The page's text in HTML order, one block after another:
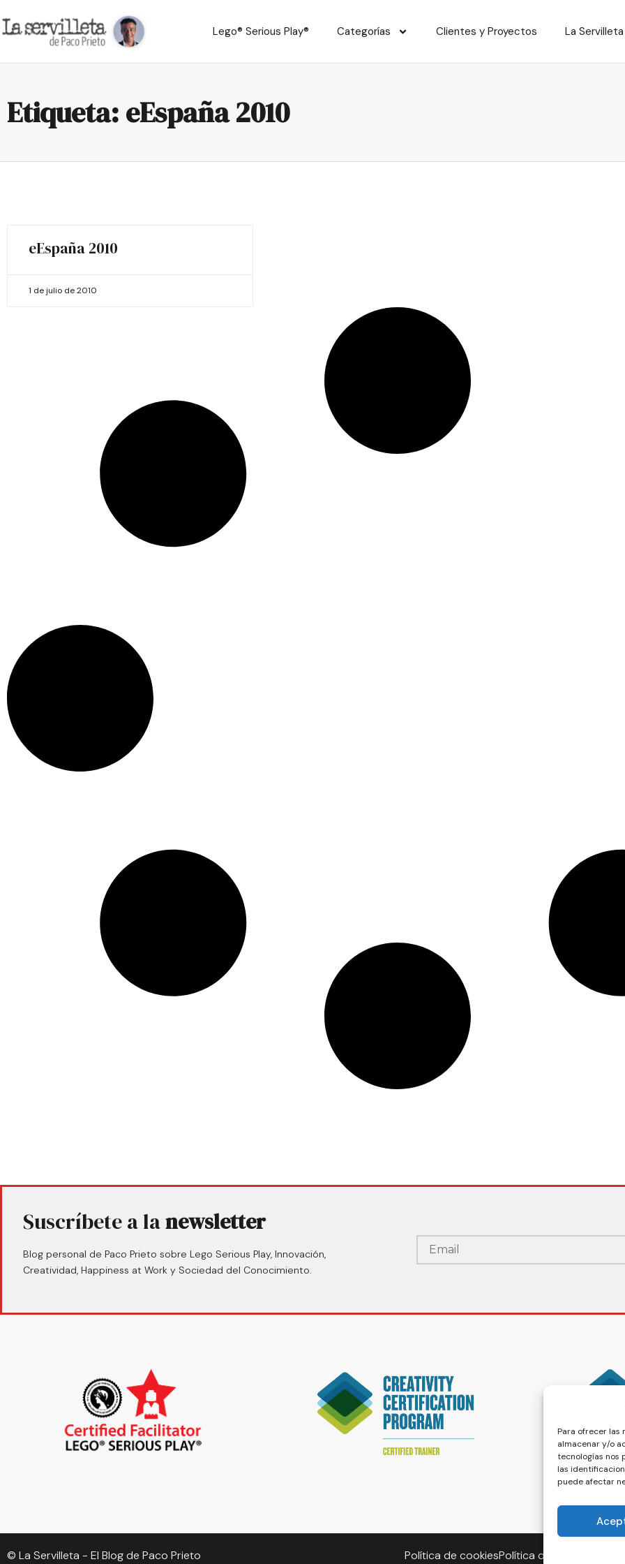
Para ofrecer las
almacenar y/o
tecnologías nos
las
puede afectar
Lego® Serious Play® Categorías Clientes y Proyectos La Servilleta
Etiqueta: eEspaña 2010
eEspaña 2010
1 de julio de 2010
Suscríbete a lanewsletter
Blog personal de Paco Prieto sobre Lego Serious Play, Innovación,
Creatividad, Happiness at Work y Sociedad del Conocimiento.
© La Servilleta - El Blog de Paco Prieto Política de cookiesPolítica de privacidad